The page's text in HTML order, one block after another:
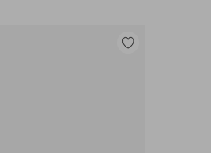
Lisää